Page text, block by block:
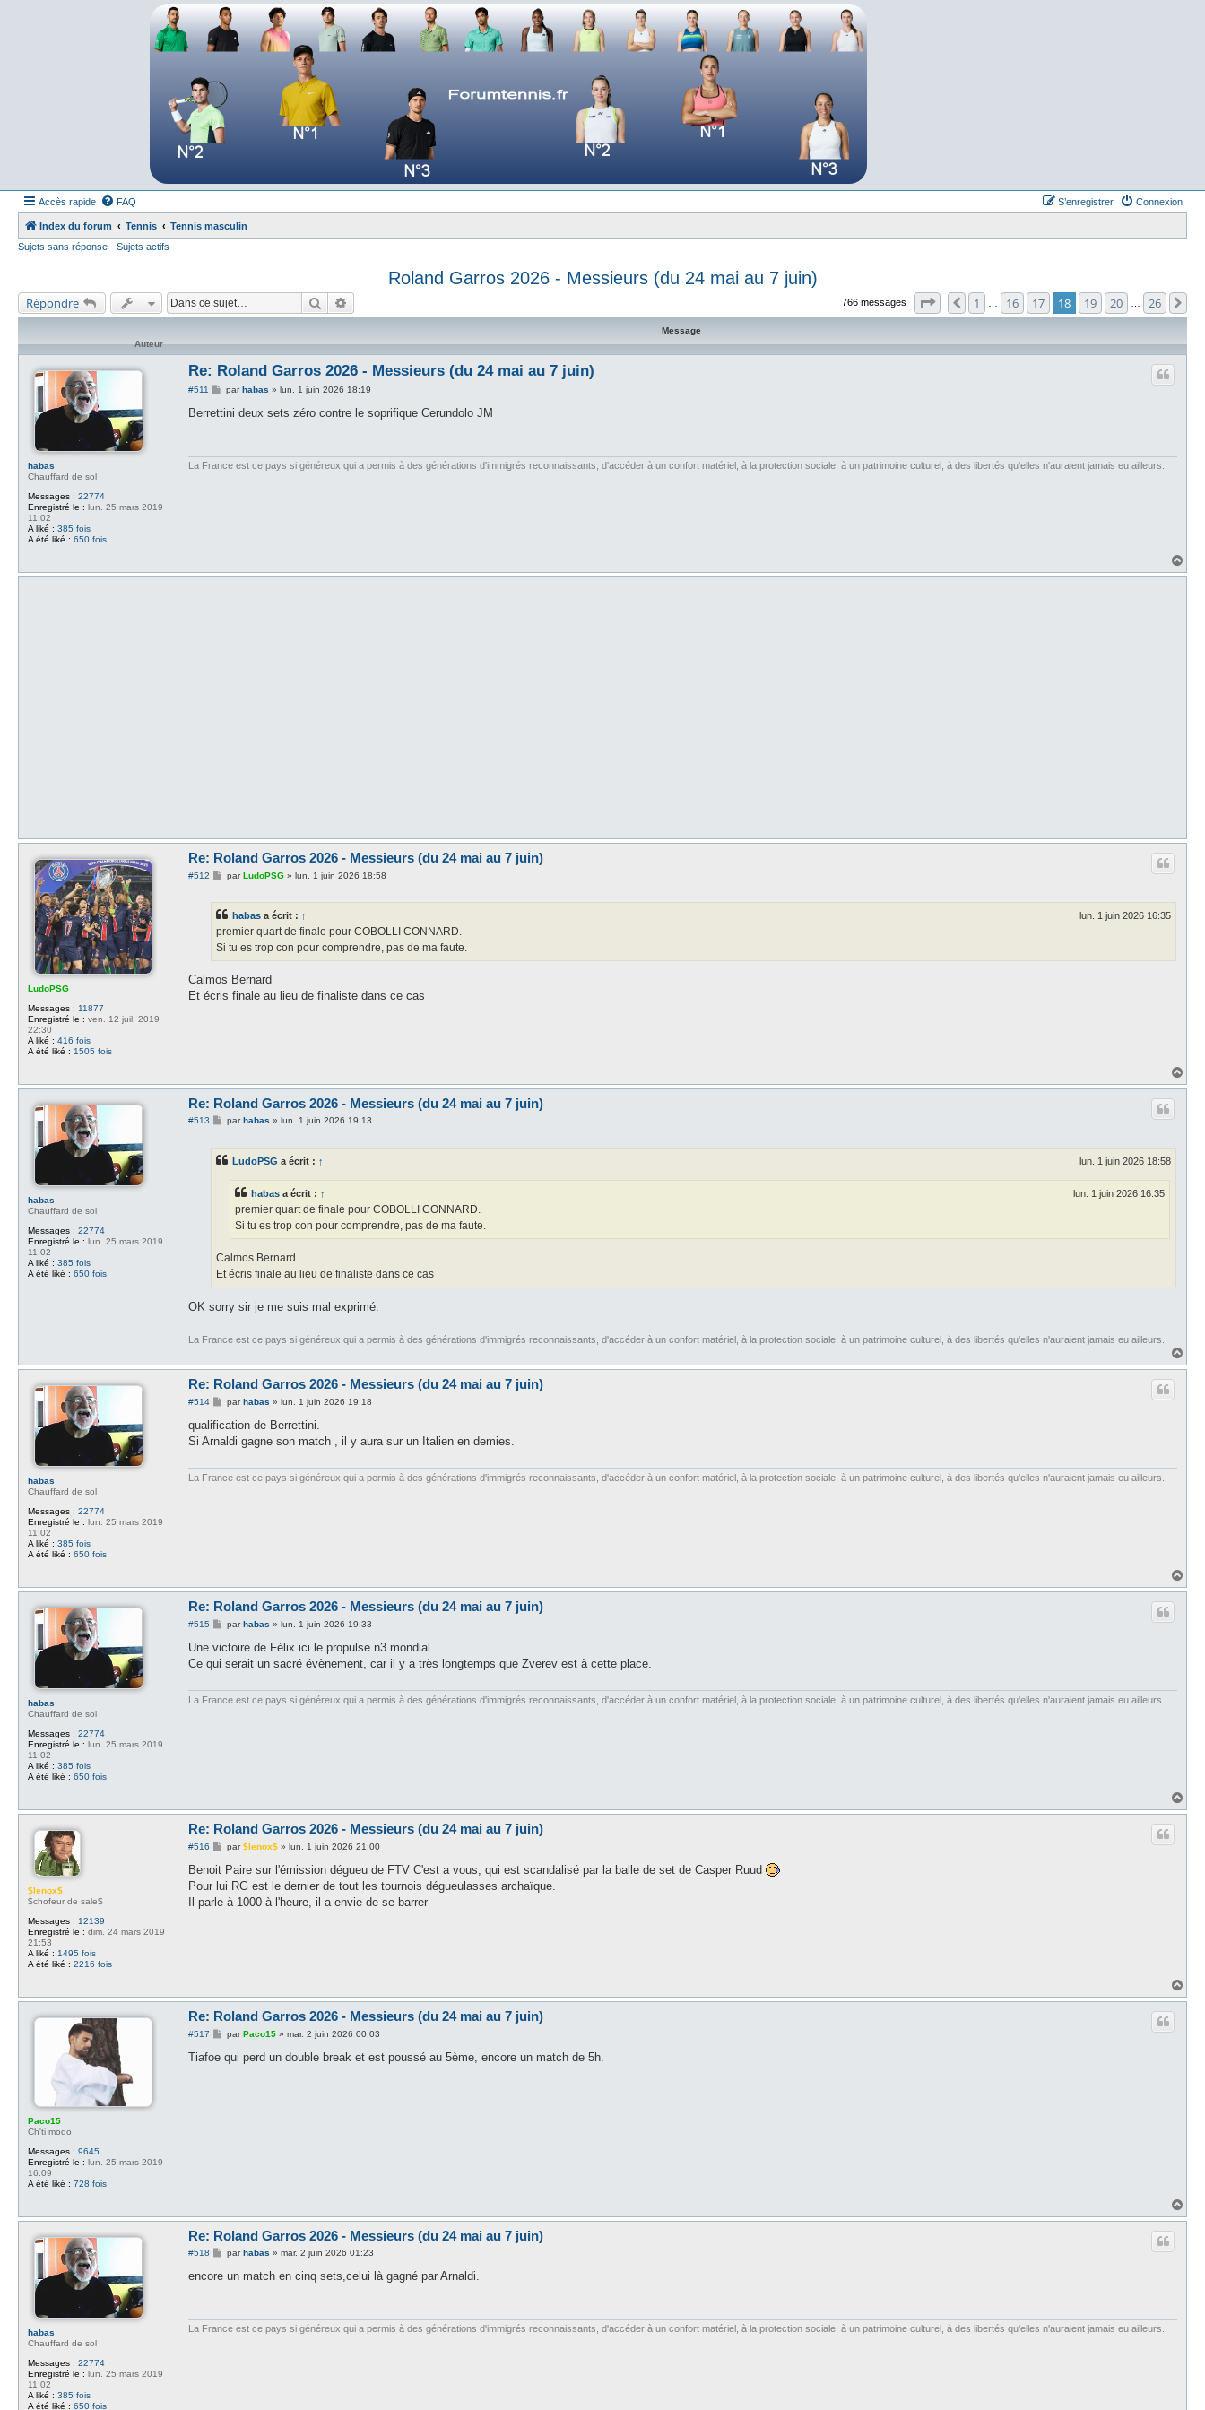
Le forum des passionnés de tennis
Accès rapide FAQ Connexion
S’enregistrer
Index du forum Tennis
Tennis masculin
Sujets sans réponse
Sujets actifs
Roland Garros 2026 - Messieurs (du 24 mai au 7 juin)
Répondre Rechercher 766 messages Page 18sur 26
Précédente
1 16 17 18 19 20 26
Message
Auteur
habas
Chauffard de sol
Messages : 22774
Enregistré le : lun. 25 mars 2019
11:02
A liké : 385 fois
A été liké : 650 fois
Re: Roland Garros 2026 - Messieurs (du 24 mai au 7 juin)
#511
M
s
parhabas »lun. 1 juin 2026 18:19
Berrettini deux sets zéro contre le soprifique Cerundolo JM
La France est ce pays si généreux qui a permis à des générations d'immigrés reconnaissants, d'accéder à un confort matériel, à la protection sociale, à un patrimoine culturel, à des libertés qu'elles n'auraient jamais eu ailleurs.
a
LudoPSG
Messages : 11877
Enregistré le : ven. 12 juil. 2019
22:30
A liké : 416 fois
A été liké : 1505 fois
Re: Roland Garros 2026 - Messieurs (du 24 mai au 7 juin)
#512
M
a
g
parLudoPSG »lun. 1 juin 2026 18:58
habas a écrit : ↑ lun. 1 juin 2026 16:35
premier quart de finale pour COBOLLI CONNARD.
Si tu es trop con pour comprendre, pas de ma faute.
Calmos Bernard
Et écris finale au lieu de finaliste dans ce cas
a
habas
Chauffard de sol
Messages : 22774
Enregistré le : lun. 25 mars 2019
11:02
A liké : 385 fois
A été liké : 650 fois
Re: Roland Garros 2026 - Messieurs (du 24 mai au 7 juin)
#513
M
a
par habas » lun. 1 juin 2026 19:13
LudoPSG a écrit : ↑ lun. 1 juin 2026 18:58
habas a écrit : ↑ lun. 1 juin 2026 16:35
premier quart de finale pour COBOLLI CONNARD.
Si tu es trop con pour comprendre, pas de ma faute.
Calmos Bernard
Et écris finale au lieu de finaliste dans ce cas
OK sorry sir je me suis mal exprimé.
La France est ce pays si généreux qui a permis à des générations d'immigrés reconnaissants, d'accéder à un confort matériel, à la protection sociale, à un patrimoine culturel, à des libertés qu'elles n'auraient jamais eu ailleurs.
a
habas
Chauffard de sol
Messages : 22774
Enregistré le : lun. 25 mars 2019
11:02
A liké : 385 fois
A été liké : 650 fois
Re: Roland Garros 2026 - Messieurs (du 24 mai au 7 juin)
#514
M
s
a
parhabas »lun. 1 juin 2026 19:18
qualification de Berrettini.
Si Arnaldi gagne son match , il y aura sur un Italien en demies.
La France est ce pays si généreux qui a permis à des générations d'immigrés reconnaissants, d'accéder à un confort matériel, à la protection sociale, à un patrimoine culturel, à des libertés qu'elles n'auraient jamais eu ailleurs.
a
habas
Chauffard de sol
Messages : 22774
Enregistré le : lun. 25 mars 2019
11:02
A liké : 385 fois
A été liké : 650 fois
Re: Roland Garros 2026 - Messieurs (du 24 mai au 7 juin)
#515
M
s
a
parhabas »lun. 1 juin 2026 19:33
Une victoire de Félix ici le propulse n3 mondial.
Ce qui serait un sacré évènement, car il y a très longtemps que Zverev est à cette place.
La France est ce pays si généreux qui a permis à des générations d'immigrés reconnaissants, d'accéder à un confort matériel, à la protection sociale, à un patrimoine culturel, à des libertés qu'elles n'auraient jamais eu ailleurs.
a
$lenox$
$chofeur de sale$
Messages : 12139
Enregistré le : dim. 24 mars 2019
21:53
A liké : 1495 fois
A été liké : 2216 fois
Re: Roland Garros 2026 - Messieurs (du 24 mai au 7 juin)
#516
M
s
a
g
par$lenox$ »lun. 1 juin 2026 21:00
Benoit Paire sur l'émission dégueu de FTV C'est a vous, qui est scandalisé par la balle de set de Casper Ruud
Pour lui RG est le dernier de tout les tournois dégueulasses archaïque.
Il parle à 1000 à l'heure, il a envie de se barrer
a
Paco15
Ch'ti modo
Messages : 9645
Enregistré le : lun. 25 mars 2019
16:09
A été liké : 728 fois
Re: Roland Garros 2026 - Messieurs (du 24 mai au 7 juin)
#517
M
s
parPaco15 »mar. 2 juin 2026 00:03
Tiafoe qui perd un double break et est poussé au 5ème, encore un match de 5h.
a
habas
Chauffard de sol
Messages : 22774
Enregistré le : lun. 25 mars 2019
11:02
A liké : 385 fois
A été liké : 650 fois
Re: Roland Garros 2026 - Messieurs (du 24 mai au 7 juin)
#518
M
s
par habas »mar. 2 juin 2026 01:23
encore un match en cinq sets,celui là gagné par Arnaldi.
La France est ce pays si généreux qui a permis à des générations d'immigrés reconnaissants, d'accéder à un confort matériel, à la protection sociale, à un patrimoine culturel, à des libertés qu'elles n'auraient jamais eu ailleurs.